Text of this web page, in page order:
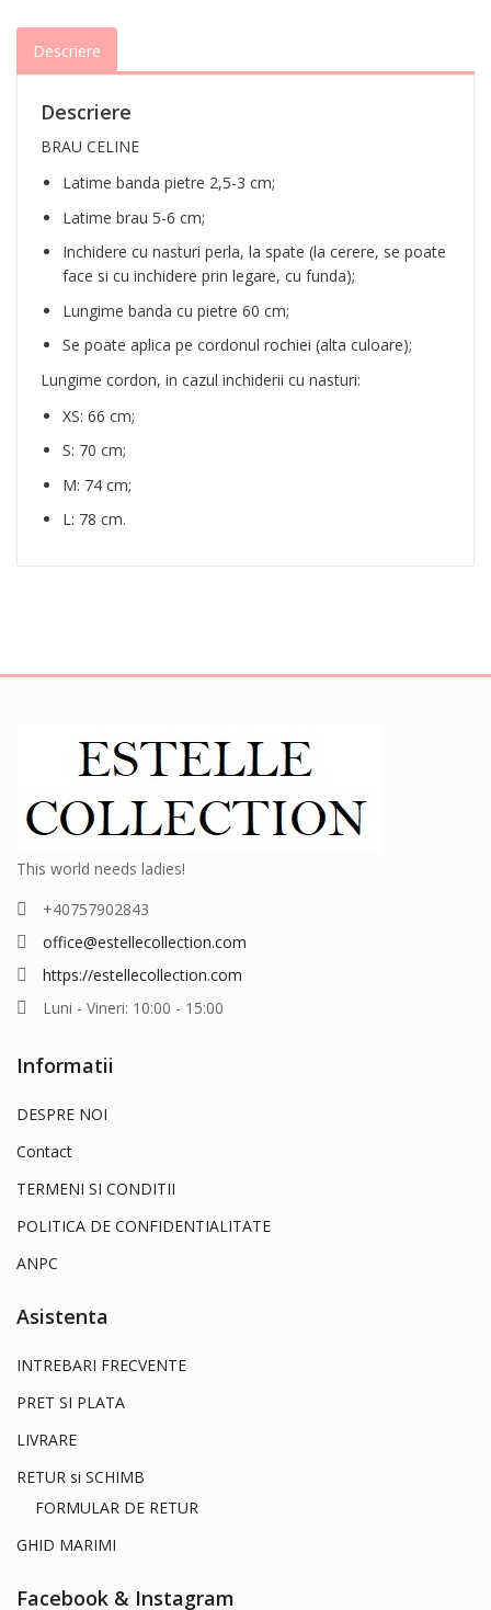
Descriere
Descriere
BRAU CELINE
Latime banda pietre 2,5-3 cm;
Latime brau 5-6 cm;
Inchidere cu nasturi perla, la spate (la cerere, se poate
face si cu inchidere prin legare, cu funda);
Lungime banda cu pietre 60 cm;
Se poate aplica pe cordonul rochiei (alta culoare);
Lungime cordon, in cazul inchiderii cu nasturi:
XS: 66 cm;
S: 70 cm;
M: 74 cm;
L: 78 cm.
This world needs ladies!
+40757902843
office@estellecollection.com
https://estellecollection.com
Luni - Vineri: 10:00 - 15:00
Informatii
DESPRE NOI
Contact
TERMENI SI CONDITII
POLITICA DE CONFIDENTIALITATE
ANPC
Asistenta
INTREBARI FRECVENTE
PRET SI PLATA
LIVRARE
RETUR si SCHIMB
FORMULAR DE RETUR
GHID MARIMI
Facebook & Instagram